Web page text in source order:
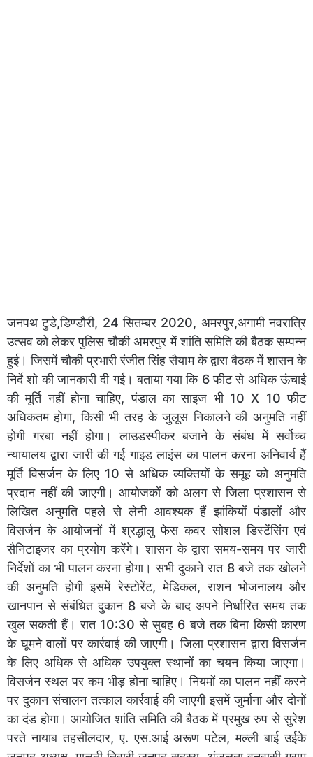
जनपथ टुडे,डिण्डौरी, 24 सितम्बर 2020, अमरपुर,अगामी नवरात्रि
उत्सव को लेकर पुलिस चौकी अमरपुर में शांति समिति की बैठक सम्पन्न
हुई। जिसमें चौकी प्रभारी रंजीत सिंह सैयाम के द्वारा बैठक में शासन के
निर्दे शो की जानकारी दी गई। बताया गया कि 6 फीट से अधिक ऊंचाई
की मूर्ति नहीं होना चाहिए, पंडाल का साइज भी 10 X 10 फीट
अधिकतम होगा, किसी भी तरह के जुलूस निकालने की अनुमति नहीं
होगी गरबा नहीं होगा। लाउडस्पीकर बजाने के संबंध में सर्वोच्च
न्यायालय द्वारा जारी की गई गाइड लाइंस का पालन करना अनिवार्य हैं
मूर्ति विसर्जन के लिए 10 से अधिक व्यक्तियों के समूह को अनुमति
प्रदान नहीं की जाएगी। आयोजकों को अलग से जिला प्रशासन से
लिखित अनुमति पहले से लेनी आवश्यक हैं झांकियों पंडालों और
विसर्जन के आयोजनों में श्रद्धालु फेस कवर सोशल डिस्टेंसिंग एवं
सैनिटाइजर का प्रयोग करेंगे। शासन के द्वारा समय-समय पर जारी
निर्देशों का भी पालन करना होगा। सभी दुकाने रात 8 बजे तक खोलने
की अनुमति होगी इसमें रेस्टोरेंट, मेडिकल, राशन भोजनालय और
खानपान से संबंधित दुकान 8 बजे के बाद अपने निर्धारित समय तक
खुल सकती हैं। रात 10:30 से सुबह 6 बजे तक बिना किसी कारण
के घूमने वालों पर कार्रवाई की जाएगी। जिला प्रशासन द्वारा विसर्जन
के लिए अधिक से अधिक उपयुक्त स्थानों का चयन किया जाएगा।
विसर्जन स्थल पर कम भीड़ होना चाहिए। नियमों का पालन नहीं करने
पर दुकान संचालन तत्काल कार्रवाई की जाएगी इसमें जुर्माना और दोनों
का दंड होगा। आयोजित शांति समिति की बैठक में प्रमुख रुप से सुरेश
परते नायाब तहसीलदार, ए. एस.आई अरूण पटेल, मल्ली बाई उईके